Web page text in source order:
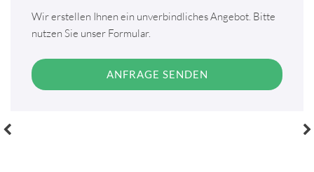
Wir erstellen Ihnen ein unverbindliches Angebot. Bitte
nutzen Sie unser Formular.
Post